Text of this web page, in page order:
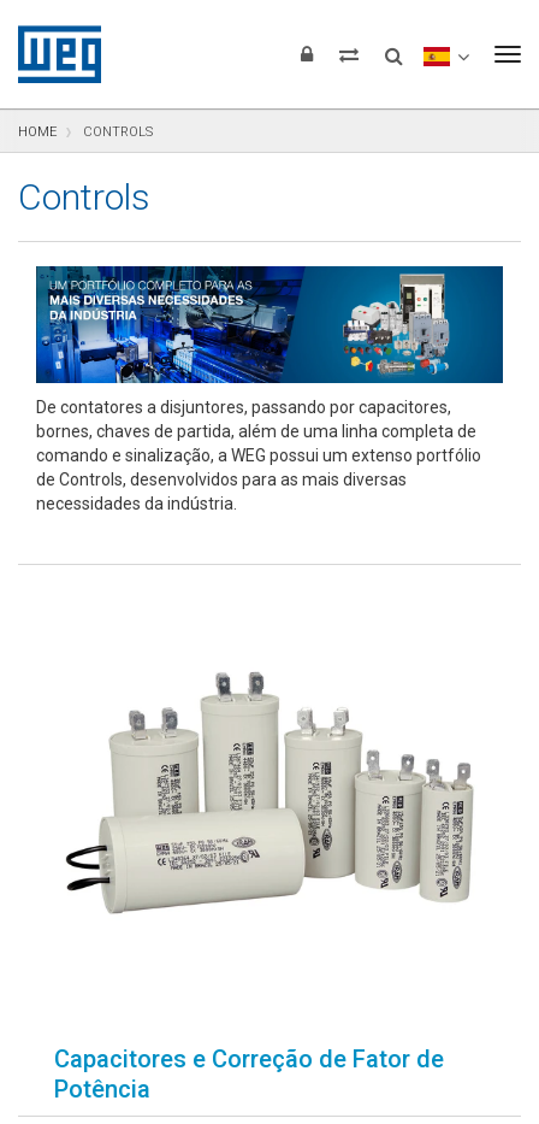
HOME CONTROLS
Controls
De contatores a disjuntores, passando por capacitores,
bornes, chaves de partida, além de uma linha completa de
comando e sinalização, a WEG possui um extenso portfólio
de Controls, desenvolvidos para as mais diversas
necessidades da indústria.
Capacitores e Correção de Fator de
Potência